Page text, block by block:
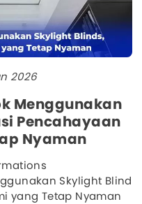
2026
Menggunakan
Pencahayaan
Nyaman
Skylight Blind
yang Tetap Nyaman